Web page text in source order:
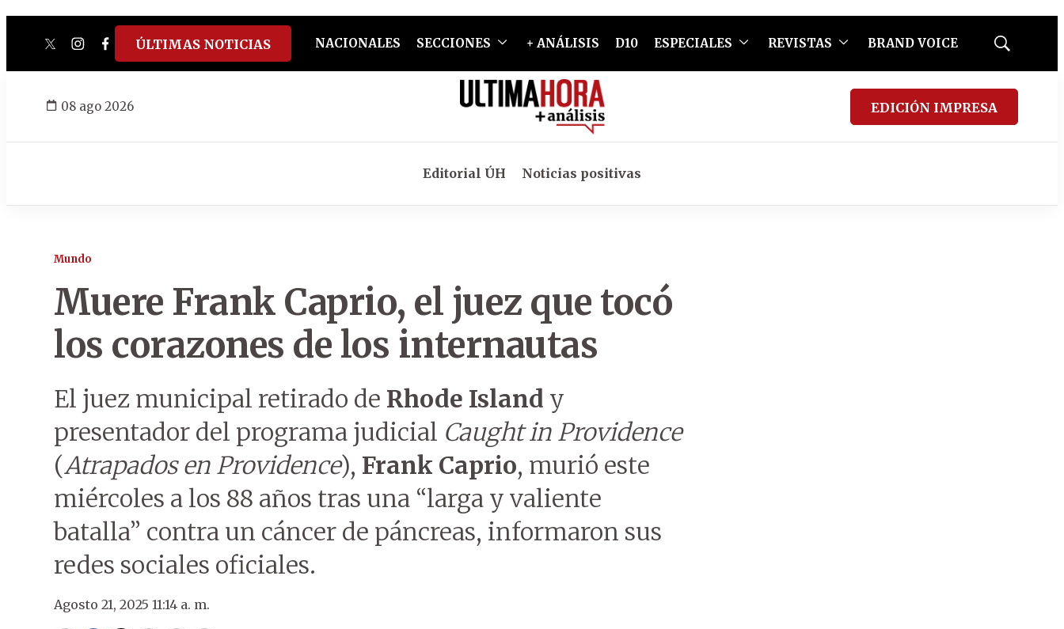
twitterinstagram
facebook
tiktokyoutube
spotify
ÚLTIMAS NOTICIAS NACIONALES SECCIONES + ANÁLISIS D10 ESPECIALES REVISTAS BRAND VOICE
Mostrar
08 ago 2026 EDICIÓN IMPRESA
Editorial ÚH Noticias positivas
Mundo
Muere Frank Caprio, el juez que tocó
los corazones de los internautas
El juez municipal retirado de Rhode Island y
presentador del programa judicial Caught in Providence
(Atrapados en Providence), Frank Caprio, murió este
miércoles a los 88 años tras una “larga y valiente
batalla” contra un cáncer de páncreas, informaron sus
redes sociales oficiales.
Agosto 21, 2025 11:14 a. m.